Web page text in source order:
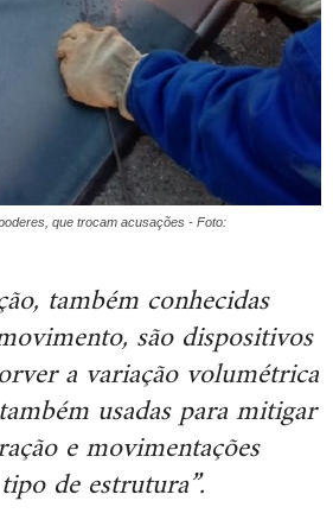
que trocam acusações - Foto:
também conhecidas
são dispositivos
a variação volumétrica
usadas para mitigar
e movimentações
de estrutura”.